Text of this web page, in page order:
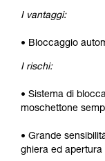
I vantaggi:
• Bloccaggio
I rischi:
• Sistema di
moschettone
• Grande
ghiera ed apertura